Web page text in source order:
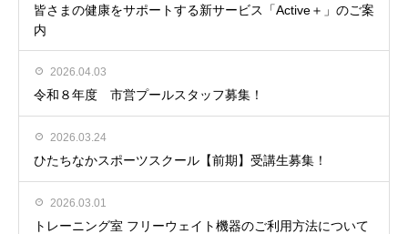
皆さまの健康をサポートする新サービス「Active＋」のご案
内
2026.04.03
令和８年度 市営プールスタッフ募集！
2026.03.24
ひたちなかスポーツスクール【前期】受講生募集！
2026.03.01
トレーニング室 フリーウェイト機器のご利用方法について